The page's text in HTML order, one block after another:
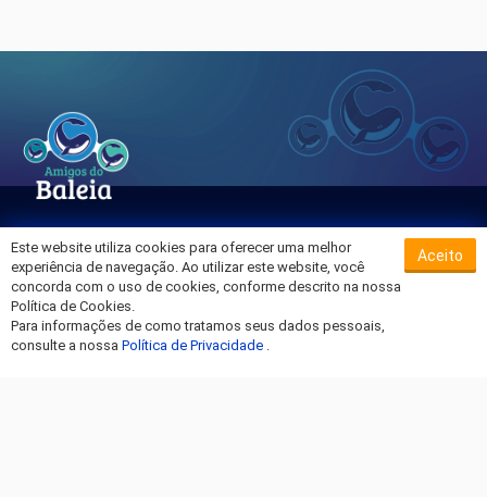
Sobre o Hospital da Baleia
Termos de Uso
Política de Privacidade
Entre em Contato
Este website utiliza cookies para oferecer uma melhor
experiência de navegação. Ao utilizar este website, você
concorda com o uso de cookies, conforme descrito na nossa
Política de Cookies.
Para informações de como tratamos seus dados pessoais,
consulte a nossa Política de Privacidade .
Aceito